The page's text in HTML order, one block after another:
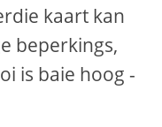
kaart kan
beperkings,
is baie hoog -